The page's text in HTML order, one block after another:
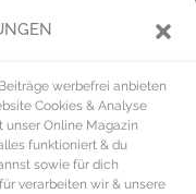
werbefrei anbieten
Cookies & Analyse
Online Magazin
funktioniert & du
sowie für dich
verarbeiten wir & unsere